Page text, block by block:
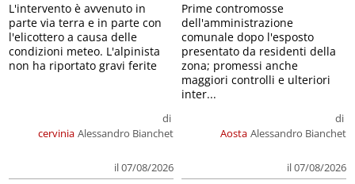
cervinia
di
Alessandro Bianchet
il 07/08/2026
L'intervento è avvenuto in
parte via terra e in parte con
l'elicottero a causa delle
condizioni meteo. L'alpinista
non ha riportato gravi ferite
Aosta
di
Alessandro Bianchet
il 07/08/2026
Prime contromosse
dell'amministrazione
comunale dopo l'esposto
presentato da residenti della
zona; promessi anche
maggiori controlli e ulteriori
inter...